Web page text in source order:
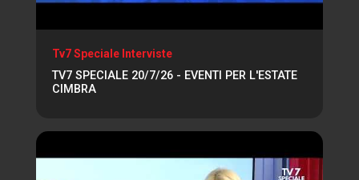
Tv7 Speciale Interviste
TV7 SPECIALE 20/7/26 - EVENTI PER L'ESTATE
CIMBRA